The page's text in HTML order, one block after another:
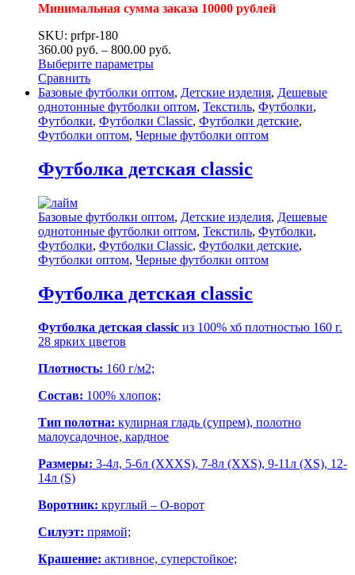
Минимальная сумма заказа 10000 рублей
SKU: prfpr-180
360.00 руб. – 800.00 руб.
Выберите параметры
Сравнить
Базовые футболки оптом, Детские изделия, Дешевые
однотонные футболки оптом, Текстиль, Футболки,
Футболки, Футболки Classic, Футболки детские,
Футболки оптом, Черные футболки оптом
Футболка детская classic
Базовые футболки оптом, Детские изделия, Дешевые
однотонные футболки оптом, Текстиль, Футболки,
Футболки, Футболки Classic, Футболки детские,
Футболки оптом, Черные футболки оптом
Футболка детская classic
Футболка детская classic из 100% хб плотностью 160 г.
28 ярких цветов
Плотность: 160 г/м2;
Состав: 100% хлопок;
Тип полотна: кулирная гладь (супрем), полотно
малоусадочное, кардное
Размеры: 3-4л, 5-6л (XXXS), 7-8л (XXS), 9-11л (XS), 12-
14л (S)
Воротник: круглый – О-ворот
Силуэт: прямой;
Крашение: активное, суперстойкое;